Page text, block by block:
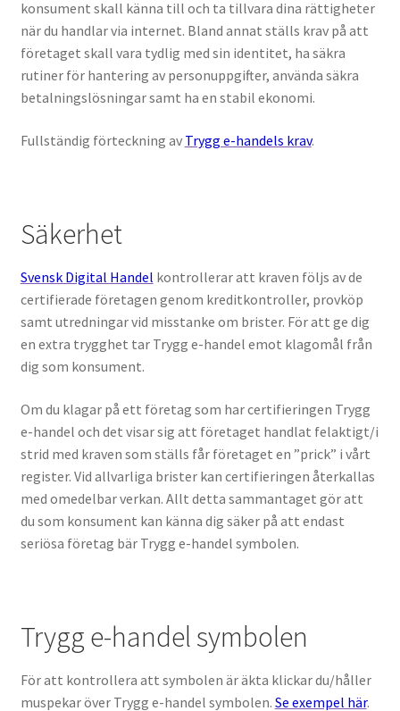
konsument skall känna till och ta tillvara dina rättigheter
när du handlar via internet. Bland annat ställs krav på att
företaget skall vara tydlig med sin identitet, ha säkra
rutiner för hantering av personuppgifter, använda säkra
betalningslösningar samt ha en stabil ekonomi.
Fullständig förteckning av Trygg e-handels krav.
Säkerhet
Svensk Digital Handel kontrollerar att kraven följs av de
certifierade företagen genom kreditkontroller, provköp
samt utredningar vid misstanke om brister. För att ge dig
en extra trygghet tar Trygg e-handel emot klagomål från
dig som konsument.
Om du klagar på ett företag som har certifieringen Trygg
e-handel och det visar sig att företaget handlat felaktigt/i
strid med kraven som ställs får företaget en ”prick” i vårt
register. Vid allvarliga brister kan certifieringen återkallas
med omedelbar verkan. Allt detta sammantaget gör att
du som konsument kan känna dig säker på att endast
seriösa företag bär Trygg e-handel symbolen.
Trygg e-handel symbolen
För att kontrollera att symbolen är äkta klickar du/håller
muspekar över Trygg e-handel symbolen. Se exempel här.